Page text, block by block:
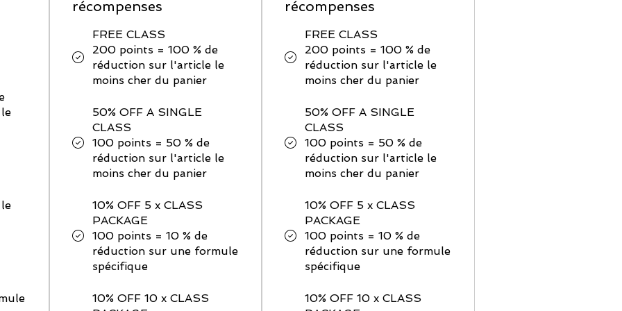
récompenses
FREE CLASS
200 points = 100 % de
réduction sur l'article le
moins cher du panier
50% OFF A SINGLE
CLASS
100 points = 50 % de
réduction sur l'article le
moins cher du panier
10% OFF 5 x CLASS
PACKAGE
100 points = 10 % de
réduction sur une formule
spécifique
10% OFF 10 x CLASS
récompenses
FREE CLASS
200 points = 100 % de
réduction sur l'article le
moins cher du panier
50% OFF A SINGLE
CLASS
100 points = 50 % de
réduction sur l'article le
moins cher du panier
10% OFF 5 x CLASS
PACKAGE
100 points = 10 % de
réduction sur une formule
spécifique
10% OFF 10 x CLASS